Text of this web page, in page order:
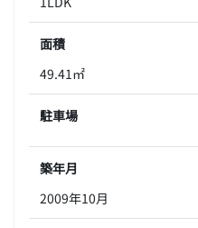
面積
49.41㎡
駐車場
築年月
2009年10月